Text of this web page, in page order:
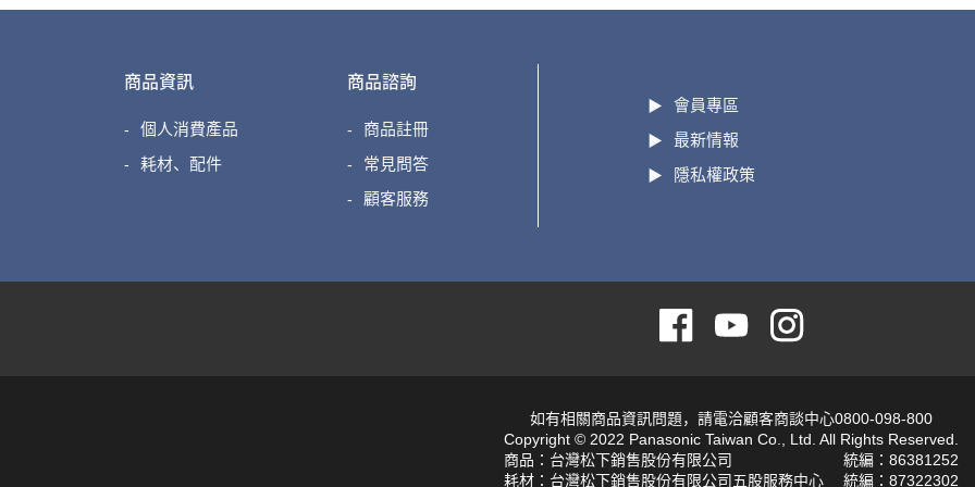
商品資訊
個人消費產品
耗材、配件
商品諮詢
商品註冊
常見問答
顧客服務
會員專區
最新情報
隱私權政策
如有相關商品資訊問題，請電洽顧客商談中心0800-098-800
Copyright © 2022 Panasonic Taiwan Co., Ltd. All Rights Reserved.
商品：台灣松下銷售股份有限公司
耗材：台灣松下銷售股份有限公司五股服務中心
統編：86381252
統編：87322302